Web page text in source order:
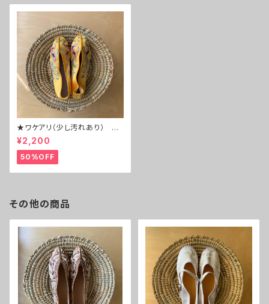
★ワケアリ（少し汚れあり） N
o.6⇒台湾 刺繍 チャイナシ
ューズ
¥2,200
50%OFF
その他の商品